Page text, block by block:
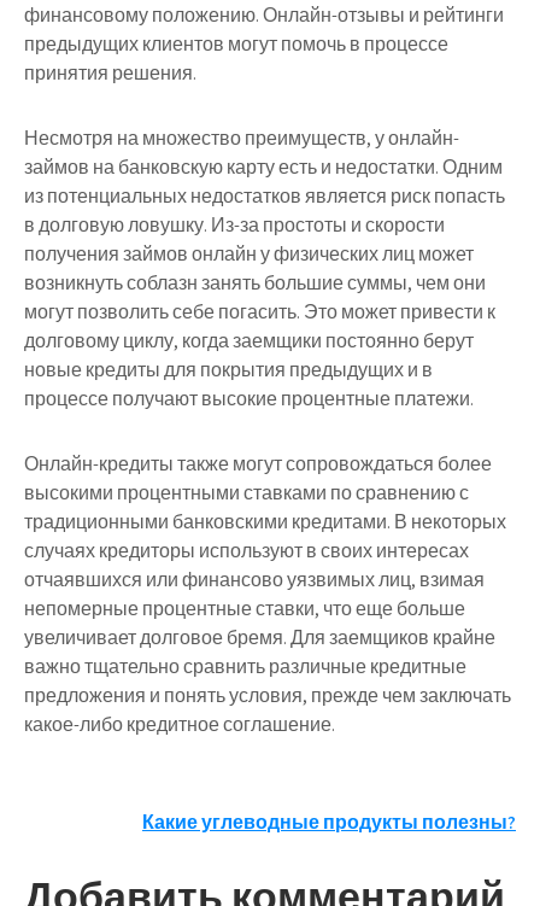
финансовому положению. Онлайн-отзывы и рейтинги
предыдущих клиентов могут помочь в процессе
принятия решения.
Несмотря на множество преимуществ, у онлайн-
займов на банковскую карту есть и недостатки. Одним
из потенциальных недостатков является риск попасть
в долговую ловушку. Из-за простоты и скорости
получения займов онлайн у физических лиц может
возникнуть соблазн занять большие суммы, чем они
могут позволить себе погасить. Это может привести к
долговому циклу, когда заемщики постоянно берут
новые кредиты для покрытия предыдущих и в
процессе получают высокие процентные платежи.
Онлайн-кредиты также могут сопровождаться более
высокими процентными ставками по сравнению с
традиционными банковскими кредитами. В некоторых
случаях кредиторы используют в своих интересах
отчаявшихся или финансово уязвимых лиц, взимая
непомерные процентные ставки, что еще больше
увеличивает долговое бремя. Для заемщиков крайне
важно тщательно сравнить различные кредитные
предложения и понять условия, прежде чем заключать
какое-либо кредитное соглашение.
Навигация
по
Какие углеводные продукты полезны?